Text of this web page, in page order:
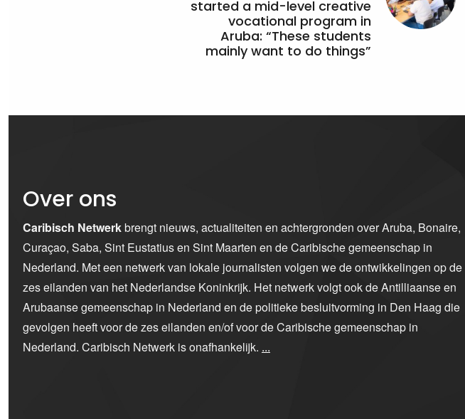
started a mid-level creative
vocational program in
Aruba: “These students
mainly want to do things”
Over ons
Caribisch Netwerkbrengt nieuws, actualiteiten en achtergronden over Aruba, Bonaire,
Curaçao, Saba, Sint Eustatius en Sint Maarten en de Caribische gemeenschap in
Nederland. Met een netwerk van lokale journalisten volgen we de ontwikkelingen op de
zes eilanden van het Nederlandse Koninkrijk. Het netwerk volgt ook de Antilliaanse en
Arubaanse gemeenschap in Nederland en de politieke besluitvorming in Den Haag die
gevolgen heeft voor de zes eilanden en/of voor de Caribische gemeenschap in
Nederland. Caribisch Netwerk is onafhankelijk. ...